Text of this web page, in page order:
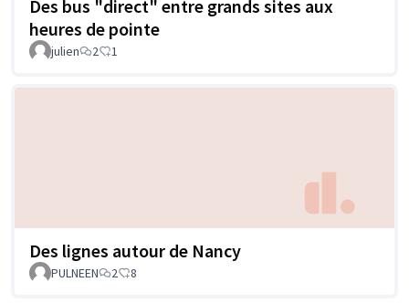
Des bus "direct" entre grands sites aux
heures de pointe
julien 2 1
Des lignes autour de Nancy
PULNEEN 2 8